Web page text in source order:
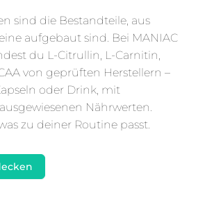
sind die Bestandteile, aus
aufgebaut sind. Bei MANIAC
du L-Citrullin, L-Carnitin,
von geprüften Herstellern –
oder Drink, mit
Nährwerten.
zu deiner Routine passt.